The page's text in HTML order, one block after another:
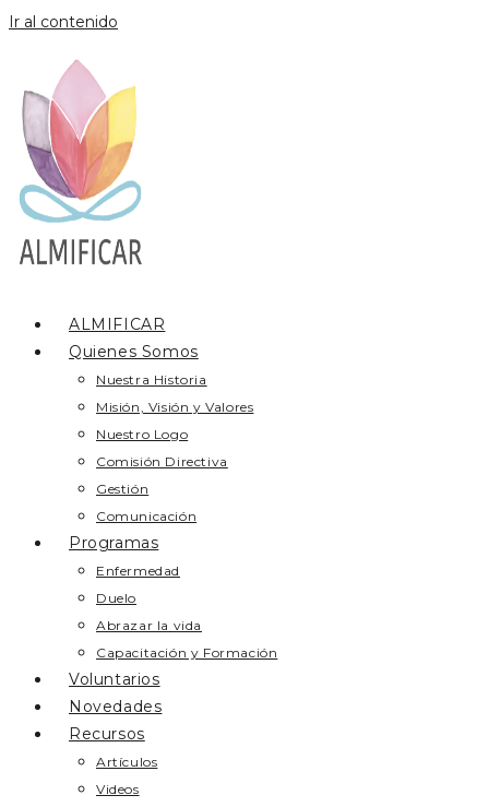
Ir al contenido
ALMIFICAR
Quienes Somos
Nuestra Historia
Misión, Visión y Valores
Nuestro Logo
Comisión Directiva
Gestión
Comunicación
Programas
Enfermedad
Duelo
Abrazar la vida
Capacitación y Formación
Voluntarios
Novedades
Recursos
Artículos
Videos